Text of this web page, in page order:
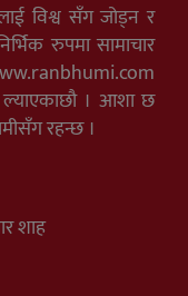
विश्व सँग जोड्न र
रुपमा सामाचार
। आशा छ
रहन्छ ।
शाह